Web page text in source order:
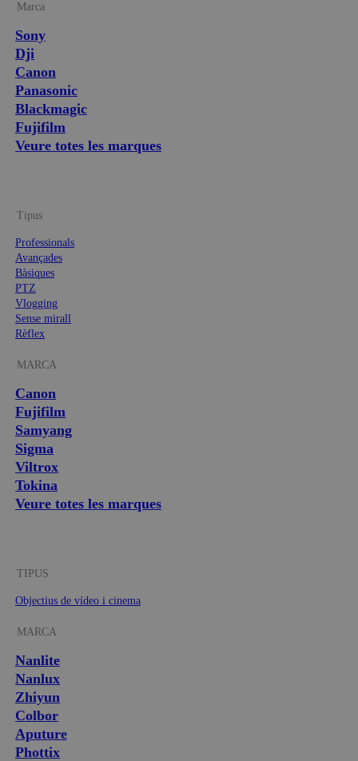
Marca
Sony
Dji
Canon
Panasonic
Blackmagic
Fujifilm
Veure totes les marques
Tipus
Professionals
Avançades
Bàsiques
PTZ
Vlogging
Sense mirall
Rèflex
MARCA
Canon
Fujifilm
Samyang
Sigma
Viltrox
Tokina
Veure totes les marques
TIPUS
Objectius de vídeo i cinema
MARCA
Nanlite
Nanlux
Zhiyun
Colbor
Aputure
Phottix